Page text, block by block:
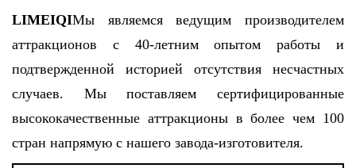
LIMEIQIМы являемся ведущим производителем
аттракционов с 40-летним опытом работы и
подтвержденной историей отсутствия несчастных
случаев. Мы поставляем сертифицированные
высококачественные аттракционы в более чем 100
стран напрямую с нашего завода-изготовителя.